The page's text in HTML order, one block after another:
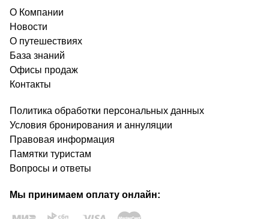
О Компании
Новости
О путешествиях
База знаний
Офисы продаж
Контакты
Политика обработки персональных данных
Условия бронирования и аннуляции
Правовая информация
Памятки туристам
Вопросы и ответы
Мы принимаем оплату онлайн: